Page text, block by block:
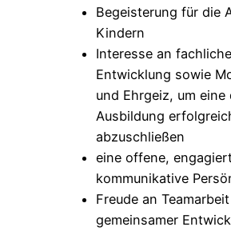
Begeisterung für die
Kindern
Interesse an
Entwicklung sowie
und Ehrgeiz, um eine
Ausbildung
abzuschließen
eine offene,
kommunikative
Freude an
gemeinsamer